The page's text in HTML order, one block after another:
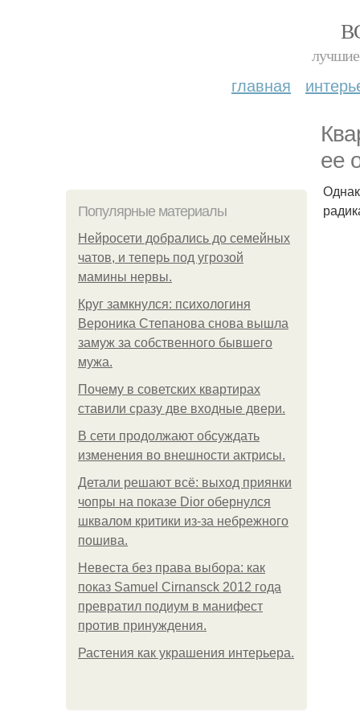
лучшие
главная
ее
Популярные материалы
Нейросети добрались до семейных
чатов, и теперь под угрозой
мамины нервы.
Круг замкнулся: психологиня
Вероника Степанова снова вышла
замуж за собственного бывшего
мужа.
Почему в советских квартирах
ставили сразу две входные двери.
В сети продолжают обсуждать
изменения во внешности актрисы.
Детали решают всё: выход приянки
чопры на показе Dior обернулся
шквалом критики из-за небрежного
пошива.
Невеста без права выбора: как
показ Samuel Cirnansck 2012 года
превратил подиум в манифест
против принуждения.
Растения как украшения интерьера.